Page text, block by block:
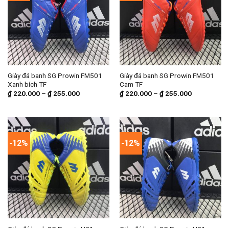
Giày đá banh SG Prowin FM501
Xanh bích TF
₫220.000– ₫255.000
Giày đá banh SG Prowin FM501
Cam TF
₫220.000– ₫255.000
-12% -12%